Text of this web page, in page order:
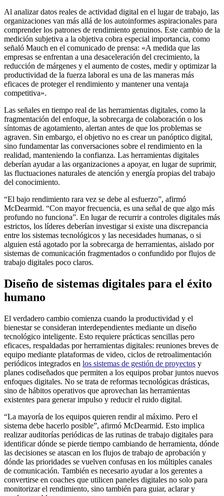
Al analizar datos reales de actividad digital en el lugar de trabajo, las
organizaciones van más allá de los autoinformes aspiracionales para
comprender los patrones de rendimiento genuinos. Este cambio de la
medición subjetiva a la objetiva cobra especial importancia, como
señaló Mauch en el comunicado de prensa: «A medida que las
empresas se enfrentan a una desaceleración del crecimiento, la
reducción de márgenes y el aumento de costes, medir y optimizar la
productividad de la fuerza laboral es una de las maneras más
eficaces de proteger el rendimiento y mantener una ventaja
competitiva».
Las señales en tiempo real de las herramientas digitales, como la
fragmentación del enfoque, la sobrecarga de colaboración o los
síntomas de agotamiento, alertan antes de que los problemas se
agraven. Sin embargo, el objetivo no es crear un panóptico digital,
sino fundamentar las conversaciones sobre el rendimiento en la
realidad, manteniendo la confianza. Las herramientas digitales
deberían ayudar a las organizaciones a apoyar, en lugar de suprimir,
las fluctuaciones naturales de atención y energía propias del trabajo
del conocimiento.
“El bajo rendimiento rara vez se debe al esfuerzo”, afirmó
McDearmid. “Con mayor frecuencia, es una señal de que algo más
profundo no funciona”. En lugar de recurrir a controles digitales más
estrictos, los líderes deberían investigar si existe una discrepancia
entre los sistemas tecnológicos y las necesidades humanas, o si
alguien está agotado por la sobrecarga de herramientas, aislado por
sistemas de comunicación fragmentados o confundido por flujos de
trabajo digitales poco claros.
Diseño de sistemas digitales para el éxito
humano
El verdadero cambio comienza cuando la productividad y el
bienestar se consideran interdependientes mediante un diseño
tecnológico inteligente. Esto requiere prácticas sencillas pero
eficaces, respaldadas por herramientas digitales: reuniones breves de
equipo mediante plataformas de video, ciclos de retroalimentación
periódicos integrados en los sistemas de gestión de proyectos y
planes codiseñados que permiten a los equipos probar juntos nuevos
enfoques digitales. No se trata de reformas tecnológicas drásticas,
sino de hábitos operativos que aprovechan las herramientas
existentes para generar impulso y reducir el ruido digital.
“La mayoría de los equipos quieren rendir al máximo. Pero el
sistema debe hacerlo posible”, afirmó McDearmid. Esto implica
realizar auditorías periódicas de las rutinas de trabajo digitales para
identificar dónde se pierde tiempo cambiando de herramienta, dónde
las decisiones se atascan en los flujos de trabajo de aprobación y
dónde las prioridades se vuelven confusas en los múltiples canales
de comunicación. También es necesario ayudar a los gerentes a
convertirse en coaches que utilicen paneles digitales no solo para
monitorizar el rendimiento, sino también para guiar, aclarar y